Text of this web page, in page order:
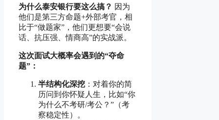
为什么泰安银行要这么搞？ 因为
他们是第三方命题+外部考官，相
比于“做题家”，他们更想要“会说
话、抗压强、情商高”的实战派。
这次面试大概率会遇到的“夺命
题”：
半结构化深挖 ：对着你的简
历问到你怀疑人生，比如“你
为什么不考研/考公？”（考
察稳定性）。